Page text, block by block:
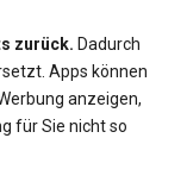
zurück. Dadurch
Apps können
anzeigen,
für Sie nicht so